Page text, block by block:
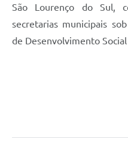
São Lourenço do Sul,
secretarias municipais
de Desenvolvimento Social